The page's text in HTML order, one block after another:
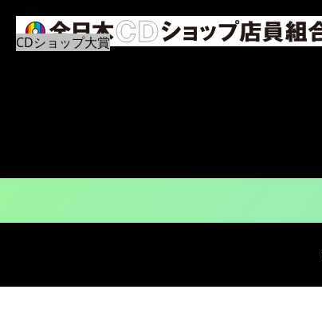
CDショップ大賞